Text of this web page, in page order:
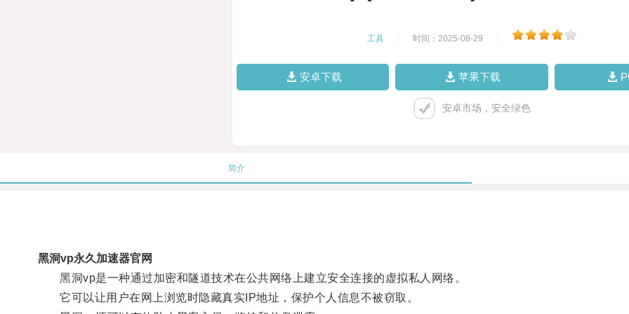
工具 时间：2025-08-29
安卓下载 苹果下载
安卓市场，安全绿色
简介
黑洞vp永久加速器官网
黑洞vp是一种通过加密和隧道技术在公共网络上建立安全连接的虚拟私人网络。
它可以让用户在网上浏览时隐藏真实IP地址，保护个人信息不被窃取。